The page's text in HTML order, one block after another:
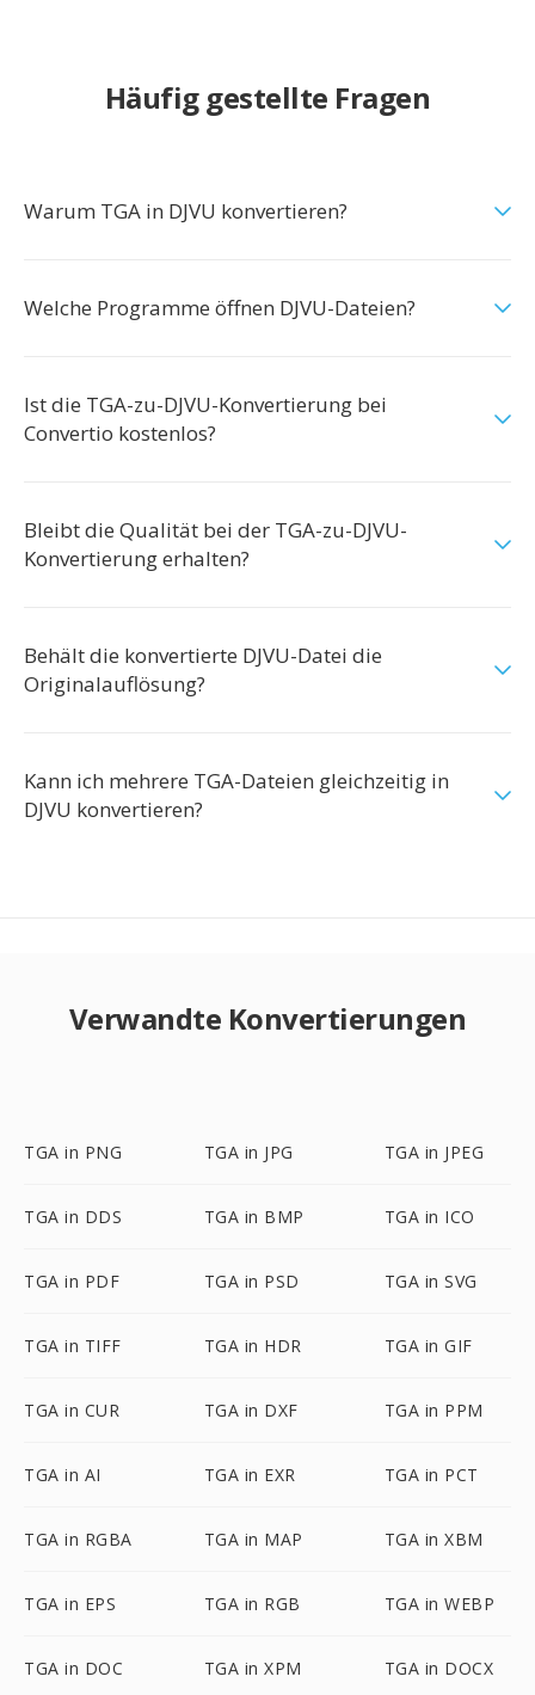
Häufig gestellte Fragen
Warum TGA in DJVU konvertieren?
Welche Programme öffnen DJVU-Dateien?
Ist die TGA-zu-DJVU-Konvertierung bei
Convertio kostenlos?
Bleibt die Qualität bei der TGA-zu-DJVU-
Konvertierung erhalten?
Behält die konvertierte DJVU-Datei die
Originalauflösung?
Kann ich mehrere TGA-Dateien gleichzeitig in
DJVU konvertieren?
Verwandte Konvertierungen
TGA in PNG TGA in JPG TGA in JPEG
TGA in DDS TGA in BMP TGA in ICO
TGA in PDF TGA in PSD TGA in SVG
TGA in TIFF TGA in HDR TGA in GIF
TGA in CUR TGA in DXF TGA in PPM
TGA in AI TGA in EXR TGA in PCT
TGA in RGBA TGA in MAP TGA in XBM
TGA in EPS TGA in RGB TGA in WEBP
TGA in DOC TGA in XPM TGA in DOCX